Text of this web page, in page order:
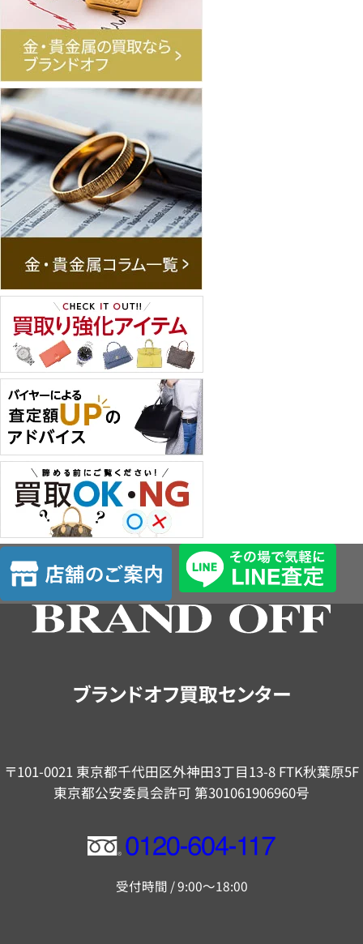
店
舗
の
ブランドオフ買取センター
〒101-0021 東京都千代田区外神田3丁目13-8 FTK秋葉原5F
東京都公安委員会許可 第301061906960号
フ
ー
受付時間 / 9:00～18:00